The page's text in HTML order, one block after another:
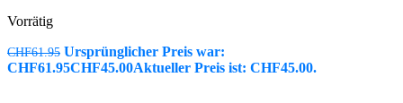
Vorrätig
CHF61.95 Ursprünglicher Preis war:
CHF61.95CHF45.00Aktueller Preis ist: CHF45.00.